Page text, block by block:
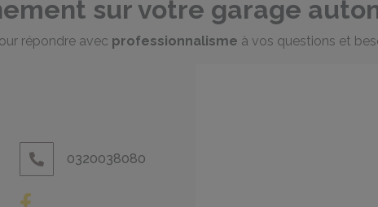
sur votre garage
répondre avec professionnalisme à vos questions et
0320038080